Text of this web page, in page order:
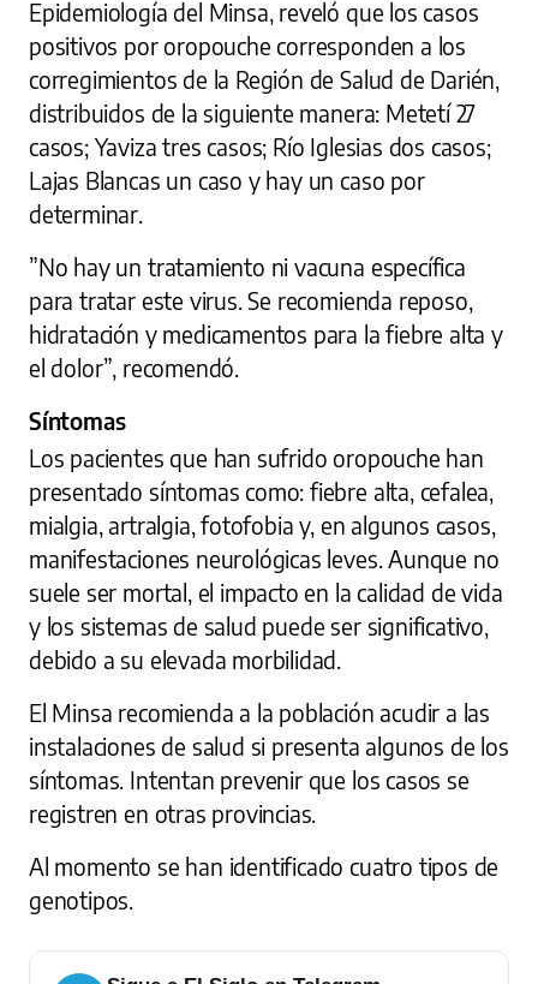
Epidemiología del Minsa, reveló que los casos
positivos por oropouche corresponden a los
corregimientos de la Región de Salud de Darién,
distribuidos de la siguiente manera: Metetí 27
casos; Yaviza tres casos; Río Iglesias dos casos;
Lajas Blancas un caso y hay un caso por
determinar.
”No hay un tratamiento ni vacuna específica
para tratar este virus. Se recomienda reposo,
hidratación y medicamentos para la fiebre alta y
el dolor”, recomendó.
Síntomas
Los pacientes que han sufrido oropouche han
presentado síntomas como: fiebre alta, cefalea,
mialgia, artralgia, fotofobia y, en algunos casos,
manifestaciones neurológicas leves. Aunque no
suele ser mortal, el impacto en la calidad de vida
y los sistemas de salud puede ser significativo,
debido a su elevada morbilidad.
El Minsa recomienda a la población acudir a las
instalaciones de salud si presenta algunos de los
síntomas. Intentan prevenir que los casos se
registren en otras provincias.
Al momento se han identificado cuatro tipos de
genotipos.